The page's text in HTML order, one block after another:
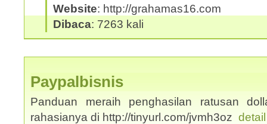
Website: http://grahamas16.com
Dibaca: 7263 kali
Paypalbisnis
Panduan meraih penghasilan ratusan
rahasianya di http://tinyurl.com/jvmh3oz